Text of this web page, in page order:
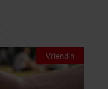
Vriendin